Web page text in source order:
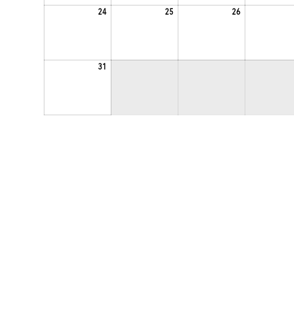
242026.08.24. 252026.08.25. 262026.08.26.
31